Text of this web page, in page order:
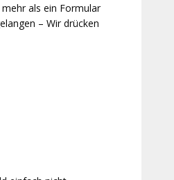
als ein Formular
– Wir drücken